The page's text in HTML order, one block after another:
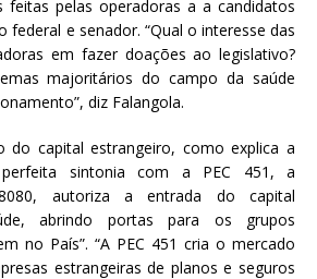
feitas pelas operadoras a a candidatos
federal e senador. “Qual o interesse das
em fazer doações ao legislativo?
majoritários do campo da saúde
diz Falangola.
do capital estrangeiro, como explica a
perfeita sintonia com a PEC 451, a
autoriza a entrada do capital
abrindo portas para os grupos
no País”. “A PEC 451 cria o mercado
estrangeiras de planos e seguros